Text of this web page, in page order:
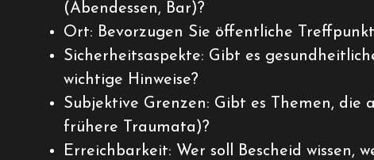
(Abendessen, Bar)?
Ort: Bevorzugen Sie öffentliche
Sicherheitsaspekte: Gibt es
wichtige Hinweise?
Subjektive Grenzen: Gibt es Themen, die
frühere Traumata)?
Erreichbarkeit: Wer soll Bescheid wissen,